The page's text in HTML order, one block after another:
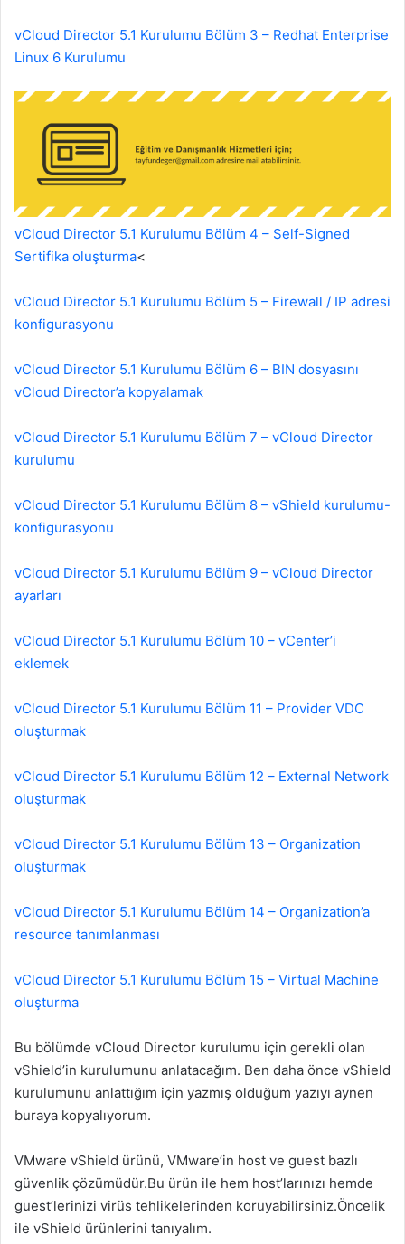
m
vCloud Director 5.1 Kurulumu Bölüm 3 – Redhat Enterprise
Linux 6 Kurulumu
vCloud Director 5.1 Kurulumu Bölüm 4 – Self-Signed
Sertifika oluşturma<
vCloud Director 5.1 Kurulumu Bölüm 5 – Firewall / IP adresi
konfigurasyonu
vCloud Director 5.1 Kurulumu Bölüm 6 – BIN dosyasını
vCloud Director’a kopyalamak
vCloud Director 5.1 Kurulumu Bölüm 7 – vCloud Director
kurulumu
vCloud Director 5.1 Kurulumu Bölüm 8 – vShield kurulumu-
konfigurasyonu
vCloud Director 5.1 Kurulumu Bölüm 9 – vCloud Director
ayarları
vCloud Director 5.1 Kurulumu Bölüm 10 – vCenter’i
eklemek
vCloud Director 5.1 Kurulumu Bölüm 11 – Provider VDC
oluşturmak
vCloud Director 5.1 Kurulumu Bölüm 12 – External Network
oluşturmak
vCloud Director 5.1 Kurulumu Bölüm 13 – Organization
oluşturmak
vCloud Director 5.1 Kurulumu Bölüm 14 – Organization’a
resource tanımlanması
vCloud Director 5.1 Kurulumu Bölüm 15 – Virtual Machine
oluşturma
Bu bölümde vCloud Director kurulumu için gerekli olan
vShield’in kurulumunu anlatacağım. Ben daha önce vShield
kurulumunu anlattığım için yazmış olduğum yazıyı aynen
buraya kopyalıyorum.
VMware vShield ürünü, VMware’in host ve guest bazlı
güvenlik çözümüdür.Bu ürün ile hem host’larınızı hemde
guest’lerinizi virüs tehlikelerinden koruyabilirsiniz.Öncelik
ile vShield ürünlerini tanıyalım.